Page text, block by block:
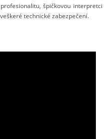
špičkovou interpretci
technické zabezpečení.